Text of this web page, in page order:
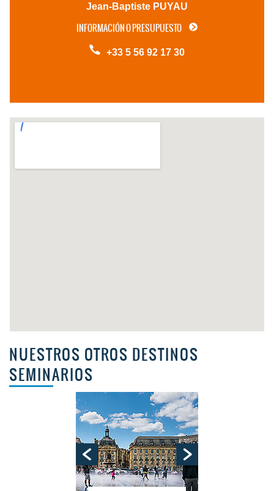
Jean-Baptiste PUYAU
INFORMACIÓN O PRESUPUESTO
+33 5 56 92 17 30
NUESTROS OTROS DESTINOS
SEMINARIOS